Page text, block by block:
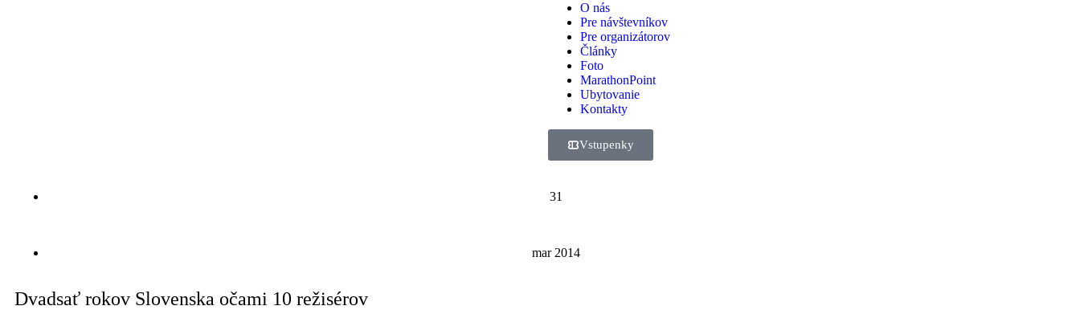
O nás
Pre návštevníkov
Pre organizátorov
Články
Foto
MarathonPoint
Ubytovanie
Kontakty
Vstupenky
31
mar 2014
Dvadsať rokov Slovenska očami 10 režisérov